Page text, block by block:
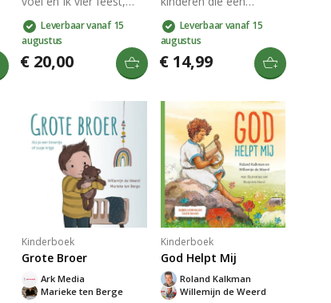
biedt dagelijkse vragen,
Bijbelteksten, uitleg en
gebed voor kinderen
van 2-4 jaar. Met qr-
ten Berge, stimuleert
het gesprekken en
interactie met jouw
Leverbaar vanaf 15
augustus
€ 20,00
broertje of zusje
krijgen. Dit boekje is
ideaal voor aanstaande
of kersverse grote
zussen. Het biedt inzicht
binnen het gezin en
helpt om de rol van
grote zus op een
positieve manier te
omarmen. Perfect als
cadeau bij
zwangerschap of
geboorte.
Leverbaar vanaf 15
augustus
€ 14,99
Kinderboek
Grote Broer
Marieke ten Berge
Ark Media
Kinderboek
God Helpt Mij
Willemijn de Weerd
Roland Kalkman